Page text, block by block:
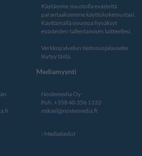
Käytämme sivustolla evästeitä
parantaaksemme käyttökokemustasi.
Käyttämällä sivustoa hyväksyt
evästeiden tallentamisen laitteellesi.
Verkkopalvelun tiedosuojalauseke
löytyy tästä
Mediamyynti
Nostemedia Oy
Puh. +358 40 356 1332
mikael@nostemedia.fi
Mediatiedot